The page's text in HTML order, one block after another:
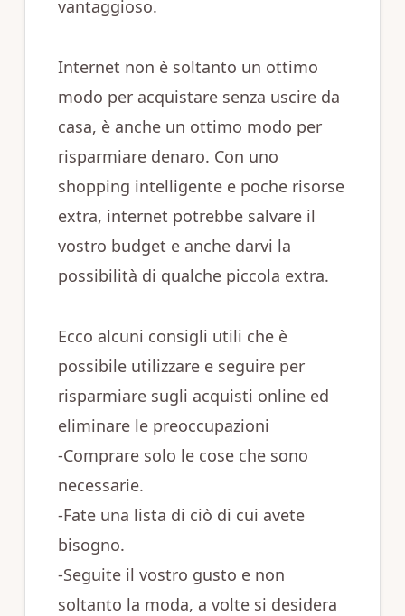
vantaggioso.
Internet non è soltanto un ottimo
modo per acquistare senza uscire da
casa, è anche un ottimo modo per
risparmiare denaro. Con uno
shopping intelligente e poche risorse
extra, internet potrebbe salvare il
vostro budget e anche darvi la
possibilità di qualche piccola extra.
Ecco alcuni consigli utili che è
possibile utilizzare e seguire per
risparmiare sugli acquisti online ed
eliminare le preoccupazioni
-Comprare solo le cose che sono
necessarie.
-Fate una lista di ciò di cui avete
bisogno.
-Seguite il vostro gusto e non
soltanto la moda, a volte si desidera